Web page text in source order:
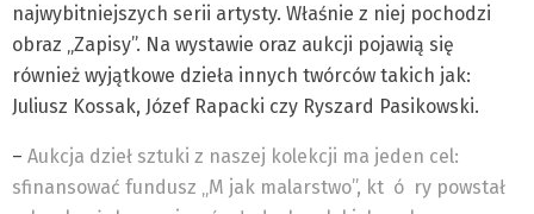
najwybitniejszych serii artysty. Właśnie z niej pochodzi
obraz „Zapisy”. Na wystawie oraz aukcji pojawią się
również wyjątkowe dzieła innych twórców takich jak:
Juliusz Kossak, Józef Rapacki czy Ryszard Pasikowski.
– Aukcja dzieł sztuki z naszej kolekcji ma jeden cel:
sfinansować fundusz „M jak malarstwo”, kt ó ry powstał